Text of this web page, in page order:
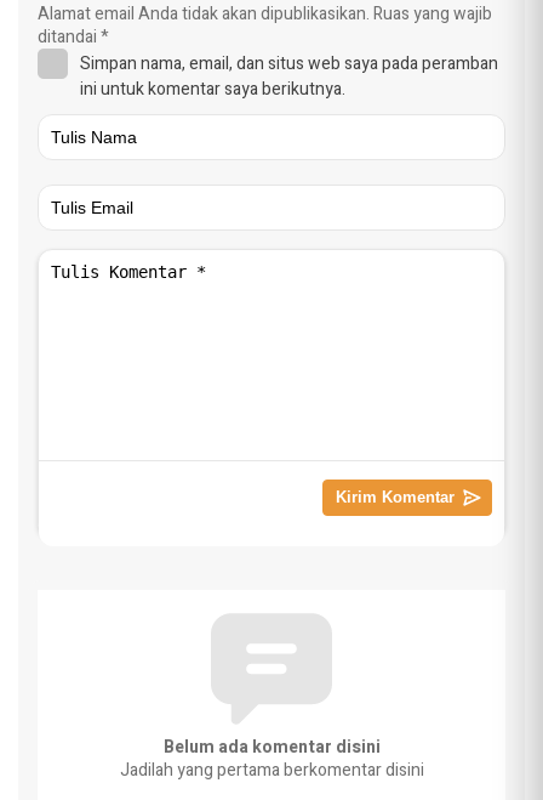
Alamat email Anda tidak akan dipublikasikan.Ruas yang wajib
ditandai*
Simpan nama, email, dan situs web saya pada peramban
ini untuk komentar saya berikutnya.
Belum ada komentar disini
Jadilah yang pertama berkomentar disini